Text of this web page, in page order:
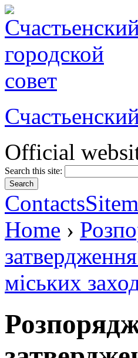
Official
Search this site:
Contacts
Home ›
міських